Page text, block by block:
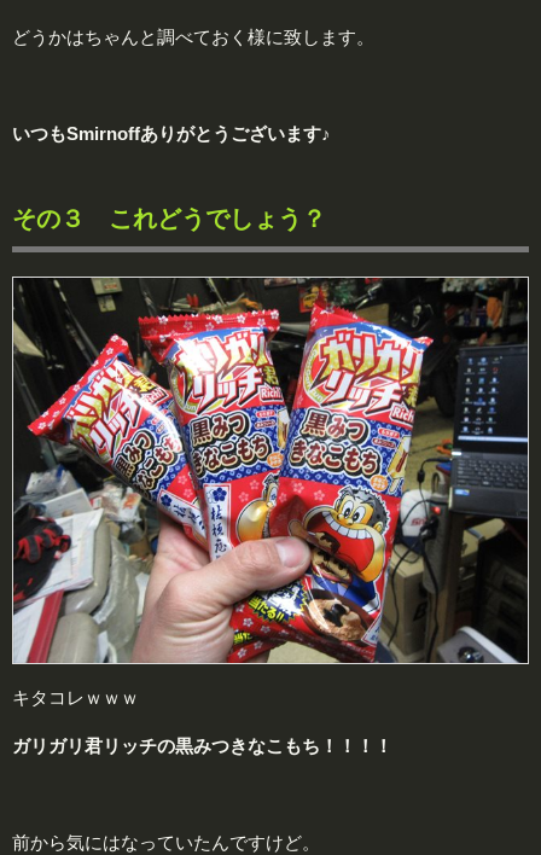
どうかはちゃんと調べておく様に致します。
いつもSmirnoffありがとうございます♪
その３ これどうでしょう？
キタコレｗｗｗ
ガリガリ君リッチの黒みつきなこもち！！！！
前から気にはなっていたんですけど。